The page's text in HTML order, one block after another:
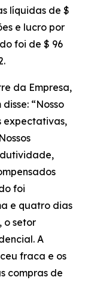
líquidas de $
e lucro por
foi de $ 96
da Empresa,
“Nosso
expectativas,
foi
e quatro dias
o setor
A
fraca e os
compras de